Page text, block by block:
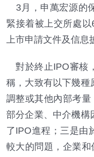
3月，申萬宏源的
緊接着被上交所處
上市申請文件及信息
對於終止IPO審核
稱，大致有以下幾種
調整或其他內部考
部分企業、中介機構
了IPO進程；三是由
較大的問題，企業和